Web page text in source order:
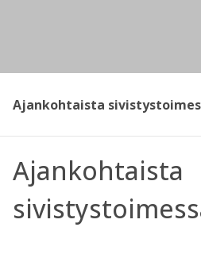
Ajankohtaista
Ajankohtaista